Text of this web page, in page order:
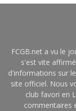
FCGB.net a vu le
s'est vite
d'informations sur
site officiel. Nous
club favori en
commentaires